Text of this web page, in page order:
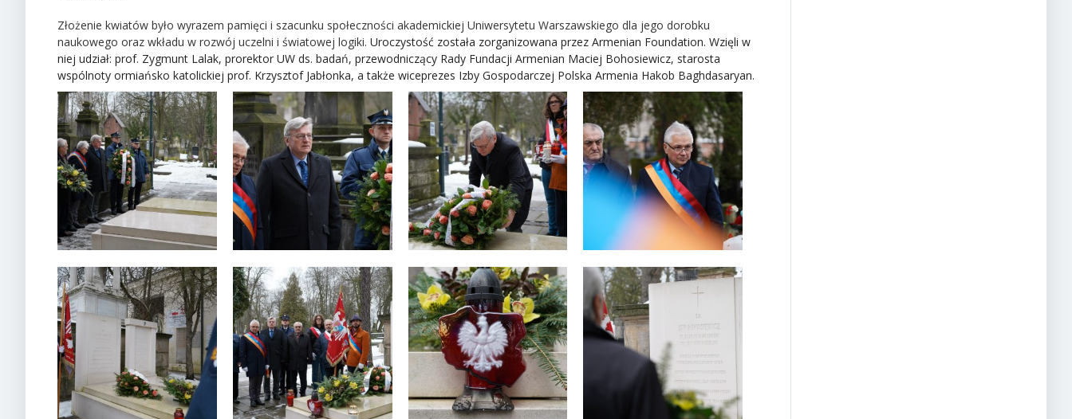
Złożenie kwiatów było wyrazem pamięci i szacunku społeczności akademickiej Uniwersytetu Warszawskiego dla jego dorobku
naukowego oraz wkładu w rozwój uczelni i światowej logiki. Uroczystość została zorganizowana przez Armenian Foundation. Wzięli w
niej udział: prof. Zygmunt Lalak, prorektor UW ds. badań, przewodniczący Rady Fundacji Armenian Maciej Bohosiewicz, starosta
wspólnoty ormiańsko katolickiej prof. Krzysztof Jabłonka, a także wiceprezes Izby Gospodarczej Polska Armenia Hakob Baghdasaryan.